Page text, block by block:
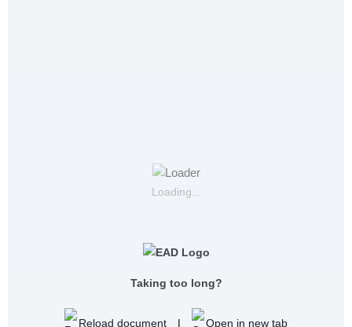
Loading...
Taking too long?
Reload document | Open in new tab